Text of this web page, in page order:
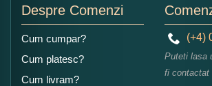
Despre Comenzi
Cum cumpar?
Cum platesc?
Cum livram?
(+4)
Puteti lasa
fi contactat